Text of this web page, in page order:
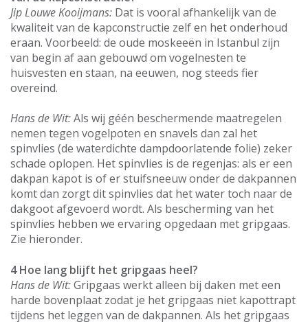
Jip Louwe Kooijmans: Dat is vooral afhankelijk van de
kwaliteit van de kapconstructie zelf en het onderhoud
eraan. Voorbeeld: de oude moskeeën in Istanbul zijn
van begin af aan gebouwd om vogelnesten te
huisvesten en staan, na eeuwen, nog steeds fier
overeind.
Hans de Wit:Als wij géén beschermende maatregelen
nemen tegen vogelpoten en snavels dan zal het
spinvlies (de waterdichte dampdoorlatende folie) zeker
schade oplopen. Het spinvlies is de regenjas: als er een
dakpan kapot is of er stuifsneeuw onder de dakpannen
komt dan zorgt dit spinvlies dat het water toch naar de
dakgoot afgevoerd wordt. Als bescherming van het
spinvlies hebben we ervaring opgedaan met gripgaas.
Zie hieronder.
4 Hoe lang blijft het gripgaas heel?
Hans de Wit:Gripgaas werkt alleen bij daken met een
harde bovenplaat zodat je het gripgaas niet kapottrapt
tijdens het leggen van de dakpannen. Als het gripgaas